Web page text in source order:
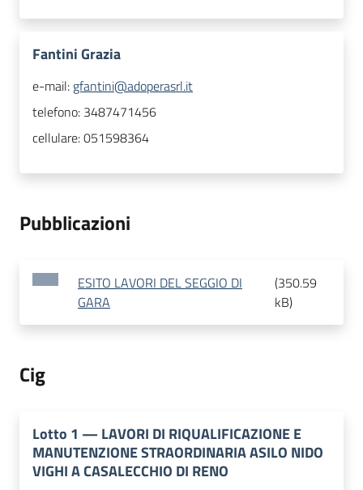
Fantini Grazia
e-mail: gfantini@adoperasrl.it
telefono: 3487471456
cellulare:051598364
Pubblicazioni
ESITO LAVORI DEL SEGGIO DI
GARA
(350.59
kB)
Cig
Lotto 1 — LAVORI DI RIQUALIFICAZIONE E
MANUTENZIONE STRAORDINARIA ASILO NIDO
VIGHI A CASALECCHIO DI RENO